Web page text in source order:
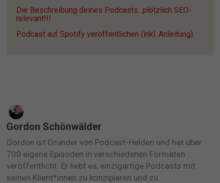
Die Beschreibung deines Podcasts...plötzlich SEO-
relevant!!!
Podcast auf Spotify veröffentlichen (inkl. Anleitung)
Gordon Schönwälder
Gordon ist Gründer von Podcast-Helden und hat über
700 eigene Episoden in verschiedenen Formaten
veröffentlicht. Er liebt es, einzigartige Podcasts mit
seinen Klient*innen zu konzipieren und zu